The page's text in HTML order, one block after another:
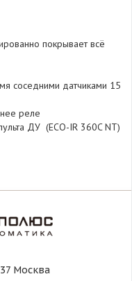
покрывает всё
соседними датчиками 15
реле
ДУ (ECO-IR 360C NT)
Москва